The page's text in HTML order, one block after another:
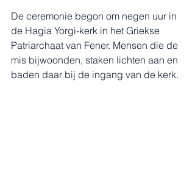
De ceremonie begon om negen uur in
de Hagia Yorgi-kerk in het Griekse
Patriarchaat van Fener. Mensen die de
mis bijwoonden, staken lichten aan en
baden daar bij de ingang van de kerk.